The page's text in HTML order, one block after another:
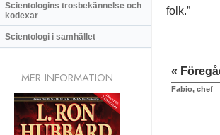
folk.”
«
Fabio, chef
Scientologins trosbekännelse och
kodexar
Scientologi i samhället
MER INFORMATION